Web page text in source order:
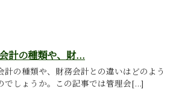
計の種類や、財...
計の種類や、財務会計との違いはどのよう
でしょうか。この記事では管理会[...]